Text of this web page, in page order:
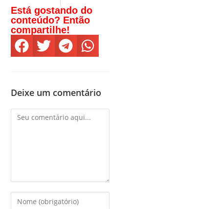
Está gostando do
conteúdo? Então
compartilhe!
Deixe um comentário